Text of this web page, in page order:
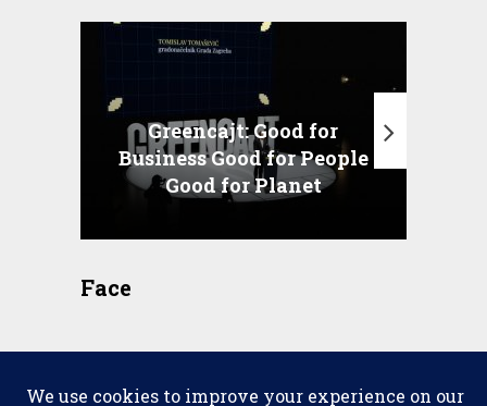
Greencajt: Good for
Business Good for People
Good for Planet
Face